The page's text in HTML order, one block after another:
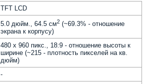
TFT LCD
5.0 дюйм., 64.5 см2 (~69.3% - отношение
экрана к корпусу)
480 x 960 пикс., 18:9 - отношение высоты к
ширине (~215 - плотность пикселей на кв.
дюйм)
-